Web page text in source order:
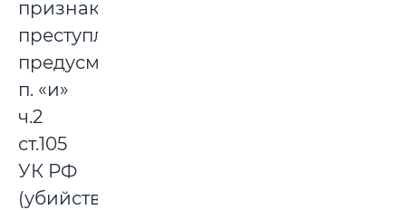
признакам
преступления,
предусмотренного
п. «и»
ч.2
ст.105
УК РФ
(убийство